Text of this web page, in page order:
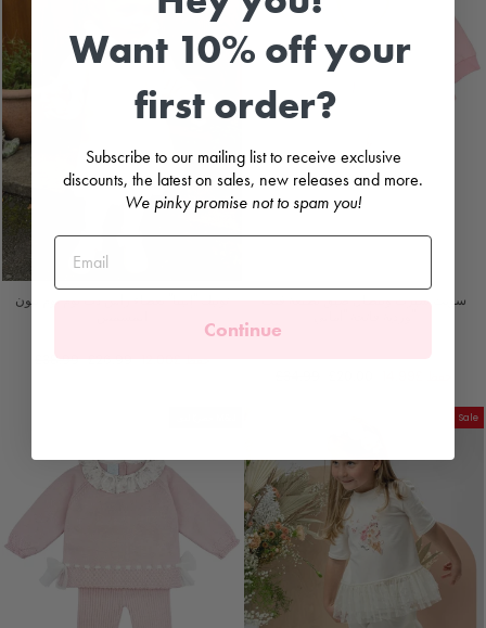
تونيك "إلينا" بغطاء رأس دب بوم بوم بلون
سويت شيرت وبنطال ضيق بطبعة قلب
Sale
Want 10% off your
first order?
Subscribe to our mailing list to receive exclusive
discounts, the latest on sales, new releases and more.
We pinky promise not to spam you!
Continue